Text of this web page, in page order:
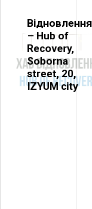
Відновлення
– Hub of
Recovery,
Soborna
street, 20,
IZYUM city